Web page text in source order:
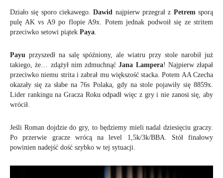
Działo się sporo ciekawego.Dawid najpierw przegrał z Petrem sporą
pulę AK vs A9 po flopie A9x. Potem jednak podwoił się ze stritem
przeciwko setowi piątek Paya
Payu przyszedł na salę spóźniony, ale wiatru przy stole narobił już
takiego, że… zdążył nim zdmuchnąćJana Lampera! Najpierw złapał
przeciwko niemu strita i zabrał mu większość stacka. Potem AA Czecha
okazały się za słabe na 76s Polaka, gdy na stole pojawiły się 8859x.
Lider rankingu na Gracza Roku odpadł więc z gry i nie zanosi się, aby
wrócił.
Jeśli Roman dojdzie do gry, to będziemy mieli nadal dziesięciu graczy.
Po przerwie gracze wrócą na level 1,5k/3k/BBA. Stół finałowy
powinien nadejść dość szybko w tej sytuacji.